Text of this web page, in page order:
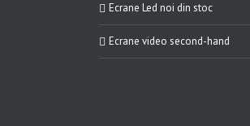
Ecrane Led noi din stoc
Ecrane video second-hand